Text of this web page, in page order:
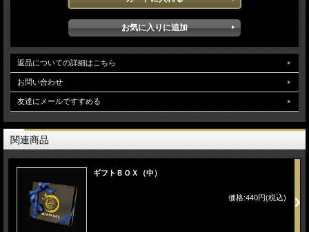
返品についての詳細はこちら
お問い合わせ
友達にメールですすめる
関連商品
ギフトＢＯＸ（中）
価格:440円(税込)